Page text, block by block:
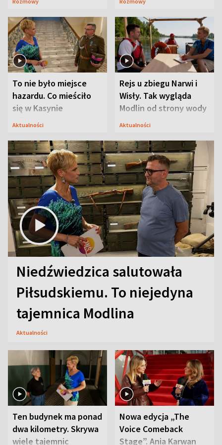
To nie było miejsce
hazardu. Co mieściło
się w Kasynie
Oficerskim?
Aktualności
Rejs u zbiegu Narwi i
Wisły. Tak wygląda
Modlin od strony wody
Aktualności
Niedźwiedzica salutowała
Piłsudskiemu. To niejedyna
tajemnica Modlina
Aktualności
Ten budynek ma ponad
dwa kilometry. Skrywa
wiele tajemnic
Nowa edycja „The
Voice Comeback
Stage”. Ania Karwan